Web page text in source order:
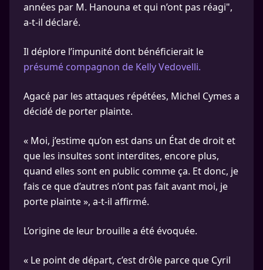
années par M. Hanouna et qui n’ont pas réagi",
a-t-il déclaré.
Il déplore l’impunité dont bénéficierait le
présumé compagnon de Kelly Vedovelli.
Agacé par les attaques répétées, Michel Cymes a
décidé de porter plainte.
« Moi, j’estime qu’on est dans un État de droit et
que les insultes sont interdites, encore plus,
quand elles sont en public comme ça. Et donc, je
fais ce que d’autres n’ont pas fait avant moi, je
porte plainte », a-t-il affirmé.
L’origine de leur brouille a été évoquée.
« Le point de départ, c’est drôle parce que Cyril